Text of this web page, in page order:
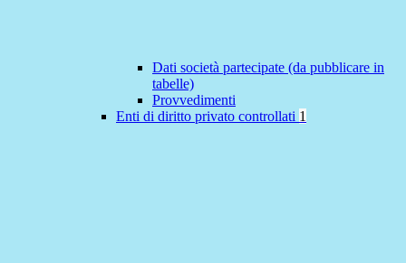
Dati società partecipate (da pubblicare in
tabelle)
Provvedimenti
Enti di diritto privato controllati 1